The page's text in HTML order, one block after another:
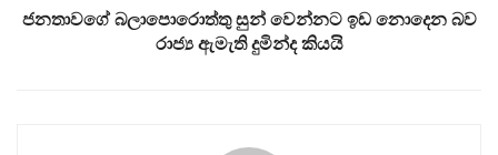
ජනතාවගේ බලාපොරොත්තු සුන් වෙන්නට ඉඩ නොදෙන බව
රාජ්‍ය ඇමැති දුමින්ද කියයි